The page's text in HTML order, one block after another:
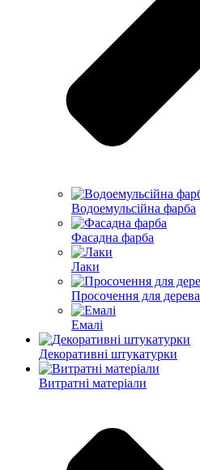
Водоемульсійна фарба
Фасадна фарба
Лаки
Просочення для дерева
Емалі
Декоративні штукатурки
Витратні матеріали